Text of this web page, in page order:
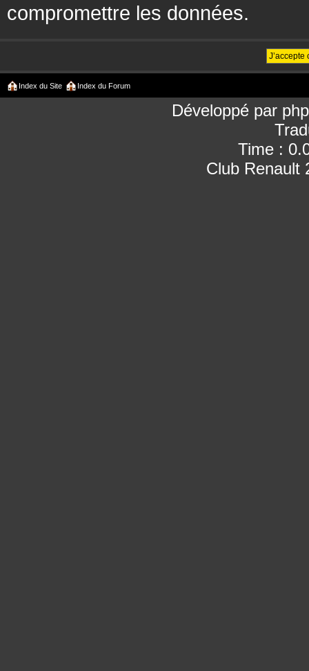
compromettre les données.
Index du Site Index du Forum
Développé par
Time :
Club Renault